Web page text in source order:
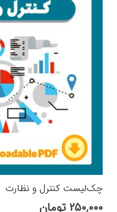
چک‌لیست کنترل و نظارت
۲۵۰,۰۰۰ تومان